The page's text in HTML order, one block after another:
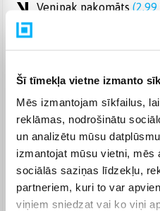
Šī tīmekļa vietne izmanto
Mēs izmantojam sīkfailus,
reklāmas, nodrošinātu
un analizētu mūsu
izmantojat mūsu vietni, mēs
sociālās saziņas līdzekļu,
partneriem, kuri to var
viņiem sniedzat vai ko viņi
Venipak pakomāts (2,99
Augusts 11d. - Augusts 17d.
Smartposti pakomāts
Augusts 11d. - Augusts 17d.
DPD pakomāts 4,99 €
Augusts 11d. - Augusts 17d.
DPD kurjers (5,99 €)